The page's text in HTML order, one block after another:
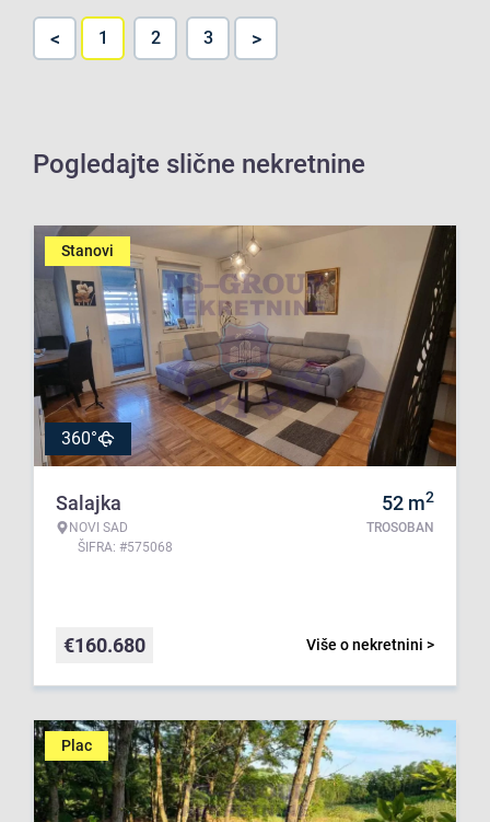
< 1 2 3 >
Pogledajte slične nekretnine
Stanovi
360°
Salajka
NOVI SAD
ŠIFRA: #575068
52 m2
TROSOBAN
Više o nekretnini >
€160.680
Plac